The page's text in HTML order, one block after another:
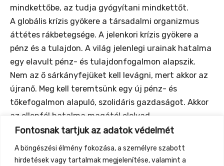
Fontosnak tartjuk az adatok védelmét
A böngészési élmény fokozása, a személyre szabott
hirdetések vagy tartalmak megjelenítése, valamint a
mindkettőbe, az tudja gyógyítani mindkettőt.
A globális krízis gyökere a társadalmi organizmus
áttétes rákbetegsége. A jelenkori krízis gyökere a
pénz és a tulajdon. A világ jelenlegi urainak hatalma
egy elavult pénz- és tulajdonfogalmon alapszik.
Nem az ő sárkányfejüket kell levágni, mert akkor az
újranő. Meg kell teremtsünk egy új pénz- és
tőkefogalmon alapuló, szolidáris gazdaságot. Akkor
az ellenfél hatalma magától elolvad.
A másik út már jól látszik: a globális digitális valuta,
mely totális ellenőrzés alá vonja az emberiséget. Ezt
nemcsak minden erővel meg kell akadályozzuk,